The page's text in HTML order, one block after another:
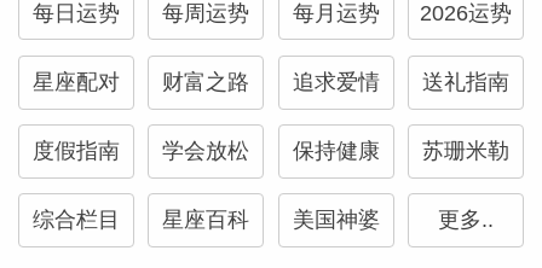
当你听到食相将在九月回归时，不要认为这
些新的食相会和你2023年到2025年初经历
的那些严峻食相有任何相似之处。
下面是你已经经历过的天秤座和白羊座的食
相日期。除了天秤座食相，你的对宫星座白
每日运势 每周运势 每月运势 2026运势
星座配对 财富之路 追求爱情 送礼指南
度假指南 学会放松 保持健康 苏珊米勒
综合栏目 星座百科 美国神婆 更多..